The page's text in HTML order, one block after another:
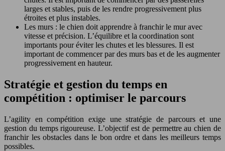
larges et stables, puis de les rendre progressivement plus
étroites et plus instables.
Les murs : le chien doit apprendre à franchir le mur avec
vitesse et précision. L’équilibre et la coordination sont
importants pour éviter les chutes et les blessures. Il est
important de commencer par des murs bas et de les augmenter
progressivement en hauteur.
Stratégie et gestion du temps en
compétition : optimiser le parcours
L’agility en compétition exige une stratégie de parcours et une
gestion du temps rigoureuse. L’objectif est de permettre au chien de
franchir les obstacles dans le bon ordre et dans les meilleurs temps
possibles.